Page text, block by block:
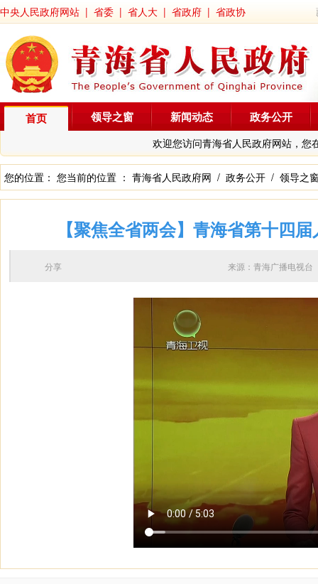
中央人民政府网站 | 省委 | 省人大 | 省政府 | 省政协
首页
欢迎您访问青海省人民政府网站，您
领导之窗 新闻动态 政务公开
您的位置： 您当前的位置 ： 青海省人民政府网 / 政务公开 / 领导之
【聚焦全省两会】青海省第十四
来源：青海广播电视
分享